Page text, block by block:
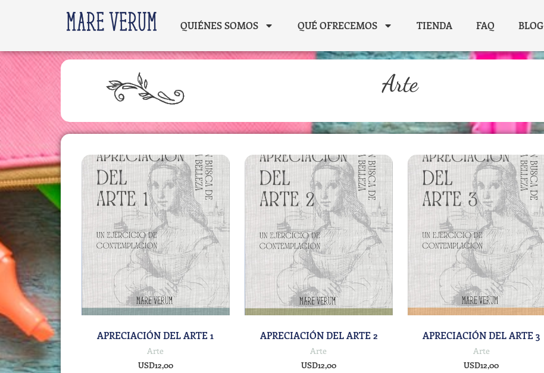
QUIÉNES SOMOS QUÉ OFRECEMOS TIENDA FAQ BLOG
Arte
APRECIACIÓN DEL ARTE 1
Arte
USD12,00
APRECIACIÓN DEL ARTE 2
Arte
USD12,00
APRECIACIÓN DEL ARTE 3
Arte
USD12,00